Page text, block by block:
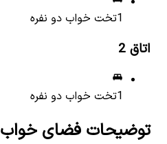
1تخت خواب دو نفره
اتاق 2
1تخت خواب دو نفره
توضیحات فضای خواب